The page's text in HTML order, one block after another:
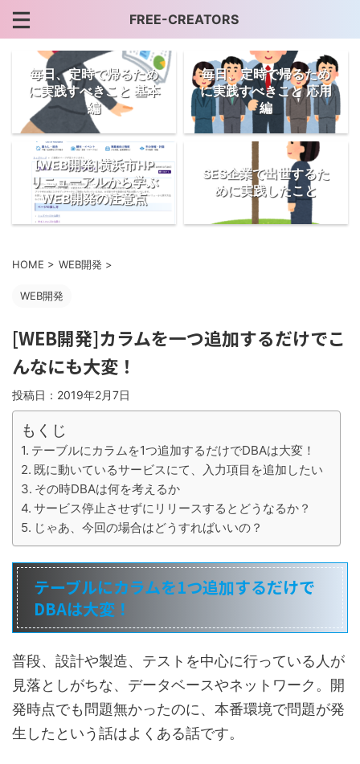
FREE-CREATORS
毎日、定時で帰るため
に実践すべきこと 基本
編
毎日、定時で帰るため
に実践すべきこと 応用
編
[WEB開発]横浜市HP
リニューアルから学ぶ
WEB開発の注意点
SES企業で出世するた
めに実践したこと
HOME > WEB開発 >
WEB開発
[WEB開発]カラムを一つ追加するだけでこ
んなにも大変！
投稿日： 2019年2月7日
もくじ
テーブルにカラムを1つ追加するだけでDBAは大変！
既に動いているサービスにて、入力項目を追加したい
その時DBAは何を考えるか
サービス停止させずにリリースするとどうなるか？
じゃあ、今回の場合はどうすればいいの？
テーブルにカラムを1つ追加するだけで
DBAは大変！
普段、設計や製造、テストを中心に行っている人が
見落としがちな、データベースやネットワーク。開
発時点でも問題無かったのに、本番環境で問題が発
生したという話はよくある話です。